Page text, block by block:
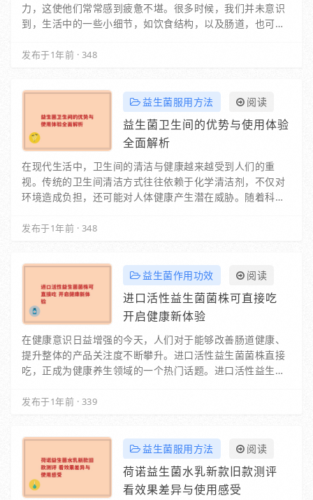
力，这使他们常常感到疲惫不堪。很多时候，我们并未意识
到，生活中的一些小细节，如饮食结构，以及肠道，也可能
发布于1年前 · 348
益生菌服用方法 阅读
益生菌卫生间的优势与使用体验
全面解析
在现代生活中，卫生间的清洁与健康越来越受到人们的重
视。传统的卫生间清洁方式往往依赖于化学清洁剂，不仅对
环境造成负担，还可能对人体健康产生潜在威胁。随着科技
发布于1年前 · 348
益生菌作用功效 阅读
进口活性益生菌菌株可直接吃
开启健康新体验
在健康意识日益增强的今天，人们对于能够改善肠道健康、
提升整体的产品关注度不断攀升。进口活性益生菌菌株直接
吃，正成为健康养生领域的一个热门话题。进口活性益生菌
发布于1年前 · 339
益生菌服用方法 阅读
荷诺益生菌水乳新款旧款测评
看效果差异与使用感受